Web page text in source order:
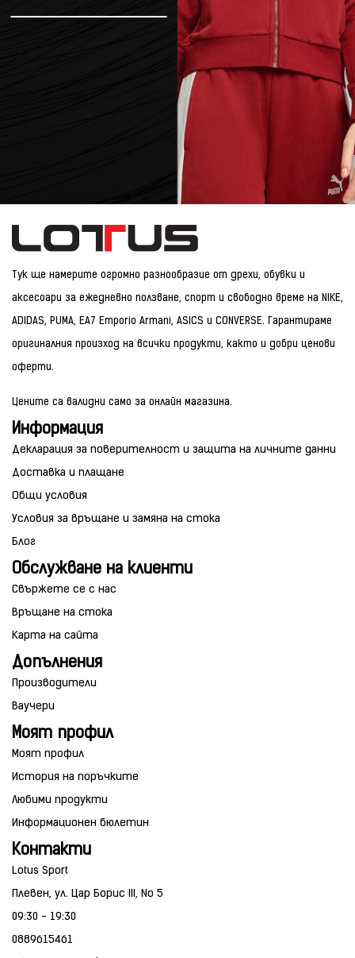
Тук ще намерите огромно разнообразие от дрехи, обувки и
аксесоари за ежедневно ползване, спорт и свободно време на NIKE,
ADIDAS, PUMA, EA7 Emporio Armani, ASICS и CONVERSE. Гарантираме
оригиналния произход на всички продукти, както и добри ценови
оферти.
Цените са валидни само за онлайн магазина.
Информация
Декларация за поверителност и защита на личните данни
Доставка и плащане
Общи условия
Условия за връщане и замяна на стока
Блог
Обслужване на клиенти
Свържете се с нас
Връщане на стока
Карта на сайта
Допълнения
Производители
Ваучери
Моят профил
Моят профил
История на поръчките
Любими продукти
Информационен бюлетин
Контакти
Lotus Sport
Плевен, ул. Цар Борис III, No 5
09:30 - 19:30
0889615461